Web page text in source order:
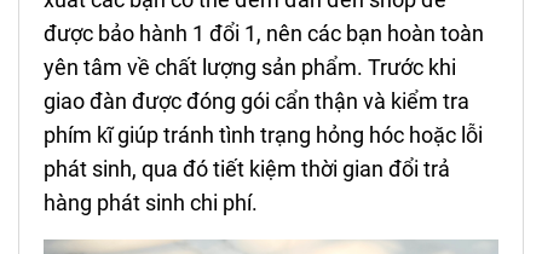
được bảo hành 1 đổi 1, nên các bạn hoàn toàn
yên tâm về chất lượng sản phẩm. Trước khi
giao đàn được đóng gói cẩn thận và kiểm tra
phím kĩ giúp tránh tình trạng hỏng hóc hoặc lỗi
phát sinh, qua đó tiết kiệm thời gian đổi trả
hàng phát sinh chi phí.